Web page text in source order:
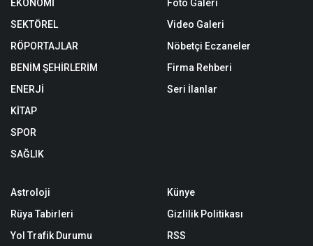
EKONOMİ
SEKTÖREL
RÖPORTAJLAR
BENİM ŞEHİRLERİM
ENERJİ
KİTAP
SPOR
SAĞLIK
Foto Galeri
Video Galeri
Nöbetçi Eczaneler
Firma Rehberi
Seri İlanlar
Astroloji
Rüya Tabirleri
Yol Trafik Durumu
Künye
Gizlilik Politikası
RSS